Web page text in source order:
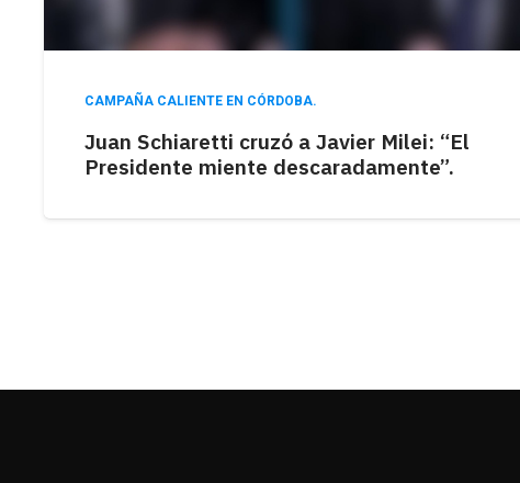
CAMPAÑA CALIENTE EN CÓRDOBA.
Juan Schiaretti cruzó a Javier Milei: “El
Presidente miente descaradamente”.